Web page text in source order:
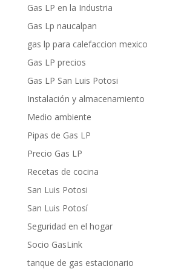
Gas LP en la Industria
Gas Lp naucalpan
gas lp para calefaccion mexico
Gas LP precios
Gas LP San Luis Potosi
Instalación y almacenamiento
Medio ambiente
Pipas de Gas LP
Precio Gas LP
Recetas de cocina
San Luis Potosi
San Luis Potosí
Seguridad en el hogar
Socio GasLink
tanque de gas estacionario